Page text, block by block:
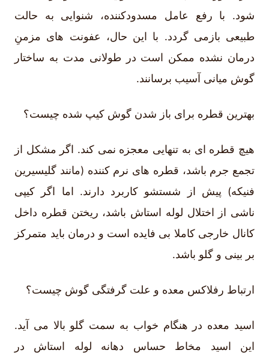
شود. با رفع عامل مسدودکننده، شنوایی به حالت
طبیعی بازمی گردد. با این حال، عفونت های مزمنِ
درمان نشده ممکن است در طولانی مدت به ساختار
گوش میانی آسیب برسانند.
بهترین قطره برای باز شدن گوش کیپ شده چیست؟
هیچ قطره ای به تنهایی معجزه نمی کند. اگر مشکل از
تجمع جرم باشد، قطره های نرم کننده (مانند گلیسیرین
فنیکه) پیش از شستشو کاربرد دارند. اما اگر کیپی
ناشی از اختلال لوله استاش باشد، ریختن قطره داخل
کانال خارجی کاملا بی فایده است و درمان باید متمرکز
بر بینی و گلو باشد.
ارتباط رفلاکس معده و علت گرفتگی گوش چیست؟
اسید معده در هنگام خواب به سمت گلو بالا می آید.
این اسید مخاط حساس دهانه لوله استاش در